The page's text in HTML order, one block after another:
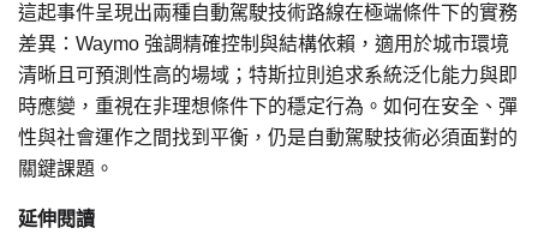
這起事件呈現出兩種自動駕駛技術路線在極端條件下的實務
差異：Waymo 強調精確控制與結構依賴，適用於城市環境
清晰且可預測性高的場域；特斯拉則追求系統泛化能力與即
時應變，重視在非理想條件下的穩定行為。如何在安全、彈
性與社會運作之間找到平衡，仍是自動駕駛技術必須面對的
關鍵課題。
延伸閱讀